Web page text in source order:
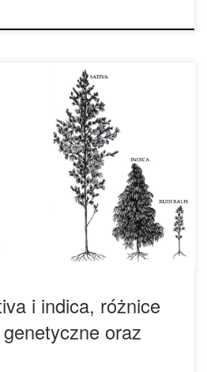
różnice pomiędzy cannabis
istnieją pewne wątpliwości
rzeczywistości, historia sugeruje
pomiędzy tymi dwoma gatunkami.
indica została wykonana
Jean-Baptiste Lamarck w 1785
że niektóre rośliny marihuany
i indica, różnice
oraz